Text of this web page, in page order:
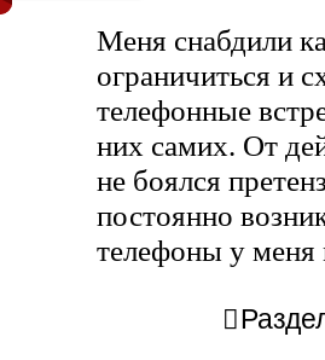
Меня снабдили
ограничиться и
телефонные
них самих. От
не боялся
постоянно
телефоны у меня